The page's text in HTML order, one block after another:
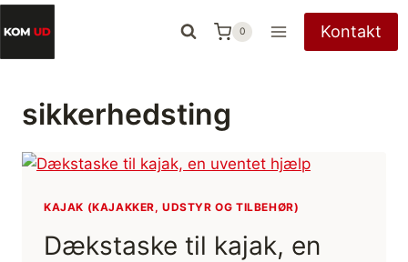
Fortsæt
til
indhold
0 Kontakt
sikkerhedsting
KAJAK (KAJAKKER, UDSTYR OG TILBEHØR)
Dækstaske til kajak, en